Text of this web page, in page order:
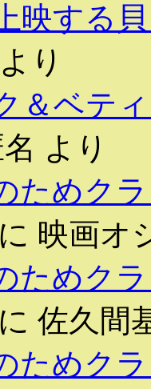
映する
より
＆ベテ
より
ためク
に 映画オ
ためク
に 佐久間
ためク